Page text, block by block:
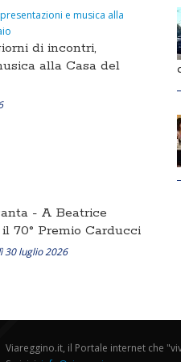
di incontri,
alla Casa del
- A Beatrice
70° Premio Carducci
30 luglio 2026
Viareggino.it, il Portale internet che